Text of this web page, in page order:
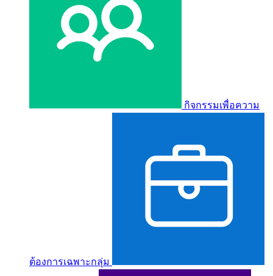
กิจกรรมเพื่อความ
ต้องการเฉพาะกลุ่ม